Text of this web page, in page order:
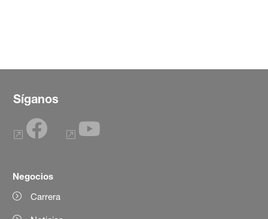
Síganos
Negocios
Carrera